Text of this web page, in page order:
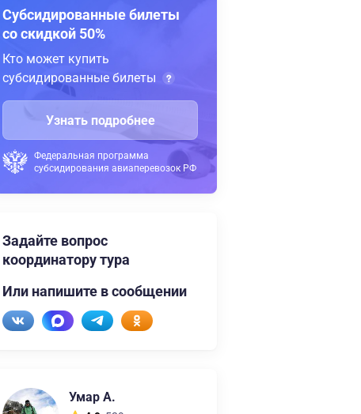
Субсидированные билеты
со скидкой 50%
Кто может купить
субсидированные билеты
Узнать подробнее
Федеральная программа
субсидирования авиаперевозок РФ
Задайте вопрос
координатору тура
Или напишите в сообщении
Умар А.